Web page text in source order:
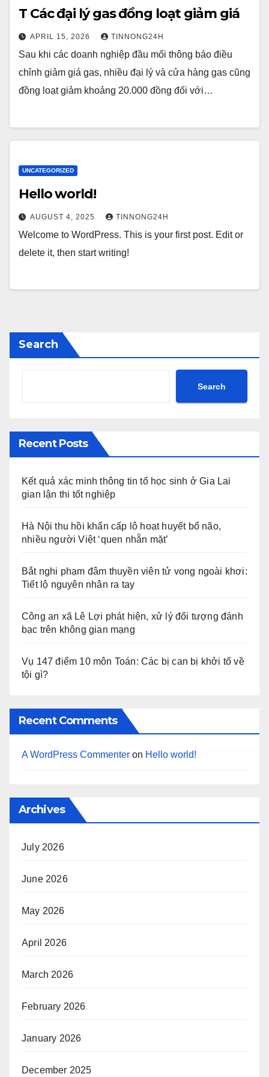
T Các đại lý gas đồng loạt giảm giá
APRIL 15, 2026 TINNONG24H
Sau khi các doanh nghiệp đầu mối thông báo điều
chỉnh giảm giá gas, nhiều đại lý và cửa hàng gas cũng
đồng loạt giảm khoảng 20.000 đồng đối với…
UNCATEGORIZED
Hello world!
AUGUST 4, 2025 TINNONG24H
Welcome to WordPress. This is your first post. Edit or
delete it, then start writing!
Search
Search
Recent Posts
Kết quả xác minh thông tin tố học sinh ở Gia Lai
gian lận thi tốt nghiệp
Hà Nội thu hồi khẩn cấp lô hoạt huyết bổ não,
nhiều người Việt ‘quen nhẵn mặt’
Bắt nghi phạm đâm thuyền viên tử vong ngoài khơi:
Tiết lộ nguyên nhân ra tay
Công an xã Lê Lợi phát hiện, xử lý đối tượng đánh
bạc trên không gian mạng
Vụ 147 điểm 10 môn Toán: Các bị can bị khởi tố về
tội gì?
Recent Comments
A WordPress Commenter on Hello world!
Archives
July 2026
June 2026
May 2026
April 2026
March 2026
February 2026
January 2026
December 2025